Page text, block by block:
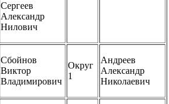
Сергеев
Александр
Нилович
Сбойнов
Виктор
Владимирович
Округ
1
Андреев
Александр
Николаевич